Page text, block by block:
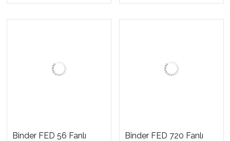
Binder FED 56 Fanlı
Binder FED 720 Fanlı